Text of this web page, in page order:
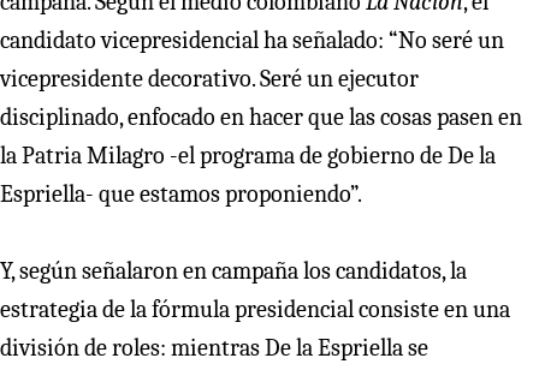
candidato vicepresidencial ha señalado: “No seré un
vicepresidente decorativo. Seré un ejecutor
disciplinado, enfocado en hacer que las cosas pasen en
la Patria Milagro -el programa de gobierno de De la
Espriella- que estamos proponiendo”.
Y, según señalaron en campaña los candidatos, la
estrategia de la fórmula presidencial consiste en una
división de roles: mientras De la Espriella se